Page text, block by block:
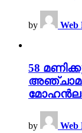
by Web
58
by Web